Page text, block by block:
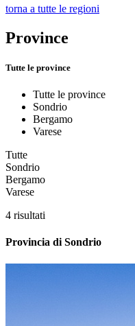
torna a tutte le regioni
Province
Tutte le province
Tutte le province
Sondrio
Bergamo
Varese
Tutte
Sondrio
Bergamo
Varese
4 risultati
Provincia di Sondrio